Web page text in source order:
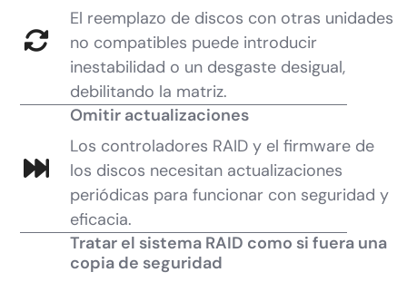
El reemplazo de discos con otras unidades
no compatibles puede introducir
inestabilidad o un desgaste desigual,
debilitando la matriz.
Omitir actualizaciones
Los controladores RAID y el firmware de
los discos necesitan actualizaciones
periódicas para funcionar con seguridad y
eficacia.
Tratar el sistema RAID como si fuera una
copia de seguridad